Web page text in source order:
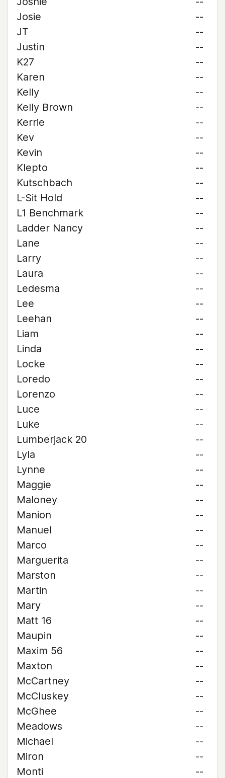
Josie
--
JT
--
Justin
--
K27
--
Karen
--
Kelly
--
Kelly Brown
--
Kerrie
--
Kev
--
Kevin
--
Klepto
--
Kutschbach
--
L-Sit Hold
--
L1 Benchmark
--
Ladder Nancy
--
Lane
--
Larry
--
Laura
--
Ledesma
--
Lee
--
Leehan
--
Liam
--
Linda
--
Locke
--
Loredo
--
Lorenzo
--
Luce
--
Luke
--
Lumberjack 20
--
Lyla
--
Lynne
--
Maggie
--
Maloney
--
Manion
--
Manuel
--
Marco
--
Marguerita
--
Marston
--
Martin
--
Mary
--
Matt 16
--
Maupin
--
Maxim 56
--
Maxton
--
McCartney
--
McCluskey
--
McGhee
--
Meadows
--
Michael
--
Miron
--
Monti
--